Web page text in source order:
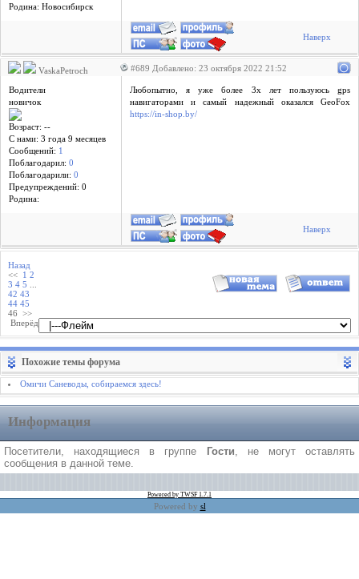
Родина: Новосибирск
Наверх
VaskaPetroch #689 Добавлено: 23 октября 2022 21:52
Водители
новичок
Возраст: --
С нами: 3 года 9 месяцев
Сообщений: 1
Поблагодарил: 0
Поблагодарили: 0
Предупреждений: 0
Родина:
Любопытно, я уже более 3х лет пользуюсь gps
навигаторами и самый надежный оказался GeoFox
https://in-shop.by/
Наверх
Назад
<< 1 2
3 4 5
42 43
44 45
46 >>
Вперёд
Похожие темы форума
Омичи Саневоды, собираемся здесь!
Информация
Посетители, находящиеся в группе Гости, не могут оставлять
сообщения в данной теме.
Powered by TWSF 1.7.1
Powered by sl